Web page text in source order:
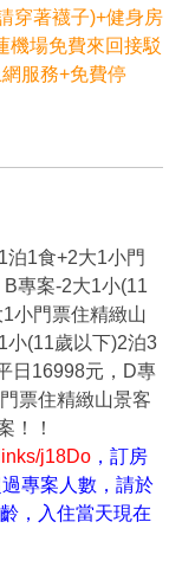
穿著襪子)+健身房
機場免費來回接駁
服務+免費停
泊1食+2大1小門
專案-2大1小(11
小門票住精緻山
小(11歲以下)2泊3
日16998元，D專
票住精緻山景客
！！
j18Do，訂房
專案人數，請於
，入住當天現在